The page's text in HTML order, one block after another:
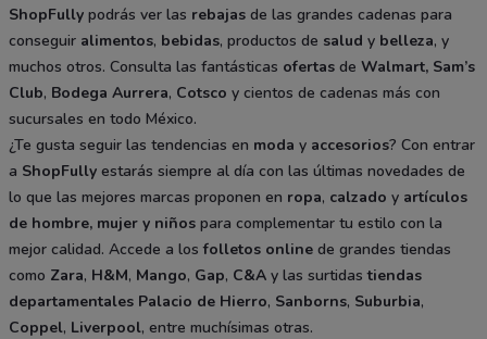
ShopFully podrás ver las rebajas de las grandes cadenas para
conseguir alimentos, bebidas, productos de salud y belleza, y
muchos otros. Consulta las fantásticas ofertas de Walmart, Sam’s
Club, Bodega Aurrera, Cotsco y cientos de cadenas más con
sucursales en todo México.
¿Te gusta seguir las tendencias en moda y accesorios? Con entrar
a ShopFully estarás siempre al día con las últimas novedades de
lo que las mejores marcas proponen en ropa, calzado y artículos
de hombre, mujer y niños para complementar tu estilo con la
mejor calidad. Accede a losfolletos online de grandes tiendas
como Zara, H&M, Mango, Gap, C&A y las surtidastiendas
departamentales Palacio de Hierro, Sanborns, Suburbia,
Coppel, Liverpool, entre muchísimas otras.